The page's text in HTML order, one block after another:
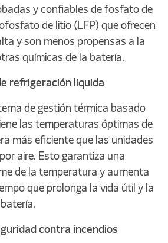
y confiables de fosfato de
de litio (LFP) que ofrecen
y son menos propensas a la
químicas de la batería.
refrigeración líquida
de gestión térmica basado
las temperaturas óptimas de
más eficiente que las unidades
aire. Esto garantiza una
de la temperatura y aumenta
que prolonga la vida útil y la
contra incendios